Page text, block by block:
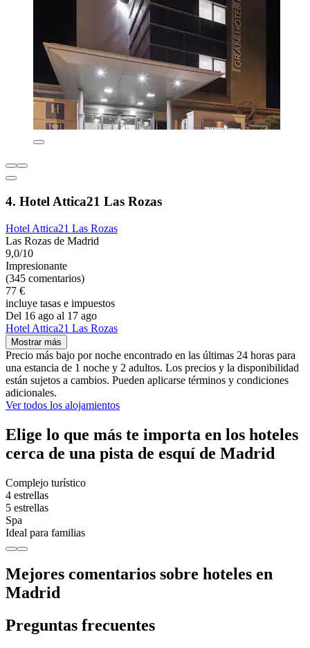
4. Hotel Attica21 Las Rozas
Hotel Attica21 Las Rozas
Las Rozas de Madrid
9,0/10
Impresionante
(345 comentarios)
77 €
incluye tasas e impuestos
Del 16 ago al 17 ago
Hotel Attica21 Las Rozas
Mostrar más
Precio más bajo por noche encontrado en las últimas 24 horas para
una estancia de 1 noche y 2 adultos. Los precios y la disponibilidad
están sujetos a cambios. Pueden aplicarse términos y condiciones
adicionales.
Ver todos los alojamientos
Elige lo que más te importa en los hoteles
cerca de una pista de esquí de Madrid
Complejo turístico
4 estrellas
5 estrellas
Spa
Ideal para familias
Mejores comentarios sobre hoteles en
Madrid
Preguntas frecuentes